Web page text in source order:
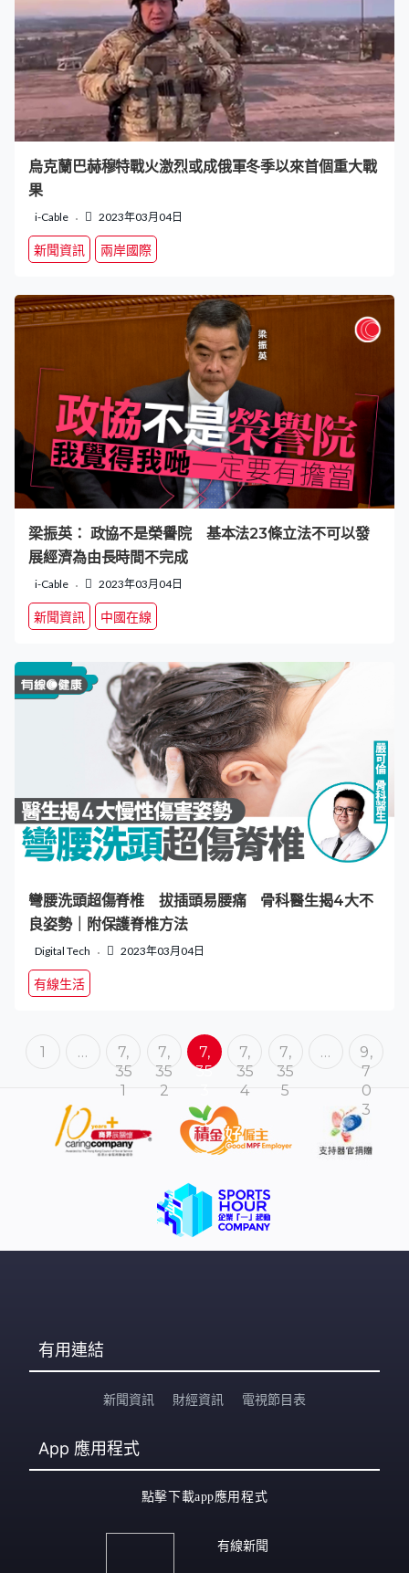
烏克蘭巴赫穆特戰火激烈或成俄軍冬季以來首個重大戰
果
i-Cable 2023年03月04日
新聞資訊 兩岸國際
梁振英： 政協不是榮譽院 基本法23條立法不可以發
展經濟為由長時間不完成
i-Cable 2023年03月04日
新聞資訊 中國在線
彎腰洗頭超傷脊椎 拔插頭易腰痛 骨科醫生揭4大不
良姿勢｜附保護脊椎方法
Digital Tech 2023年03月04日
有線生活
1 …
7,
35
1
7,
35
2
7,
35
7,
35
4
7,
35
5
…
9,
7
0
3
有用連結
新聞資訊 財經資訊 電視節目表
App 應用程式
點擊下載app應用程式
有線新聞